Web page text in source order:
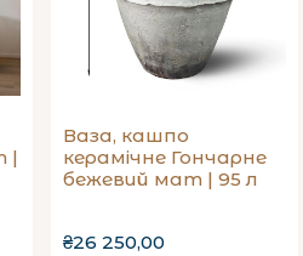
|
Ваза, кашпо
керамічне Гончарне
бежевий мат | 95 л
₴26 250,00